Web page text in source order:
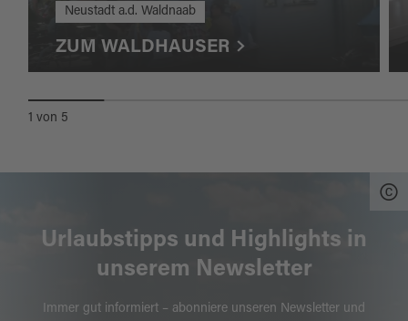
Neustadt a.d. Waldnaab
ZUM WALDHAUSER
1 von 5
Urlaubstipps und Highlights in
unserem Newsletter
Immer gut informiert – abonniere unseren Newsletter und